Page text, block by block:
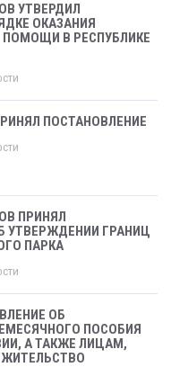
УТВЕРДИЛ
ОКАЗАНИЯ
ПОМОЩИ В РЕСПУБЛИКЕ
ПОСТАНОВЛЕНИЕ
ПРИНЯЛ
УТВЕРЖДЕНИИ ГРАНИЦ
ПАРКА
ОБ
ПОСОБИЯ
А ТАКЖЕ ЛИЦАМ,